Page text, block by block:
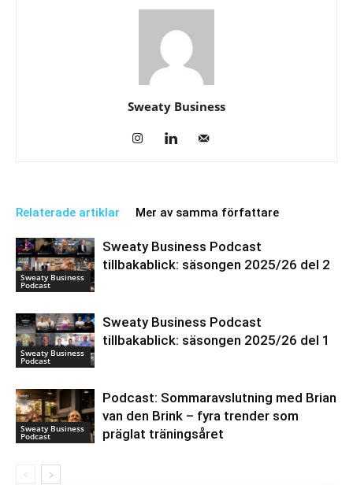
Sweaty Business
Relaterade artiklar Mer av samma författare
Sweaty Business
Podcast
Sweaty Business Podcast
tillbakablick: säsongen 2025/26 del 2
Sweaty Business
Podcast
Sweaty Business Podcast
tillbakablick: säsongen 2025/26 del 1
Sweaty Business
Podcast
Podcast: Sommaravslutning med Brian
van den Brink – fyra trender som
präglat träningsåret